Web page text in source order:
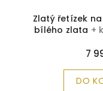
Zlatý řetízek
bílého zlata +
7
DO